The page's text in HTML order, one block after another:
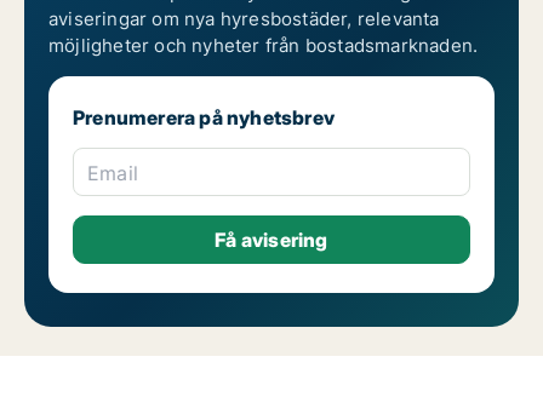
aviseringar om nya hyresbostäder, relevanta
möjligheter och nyheter från bostadsmarknaden.
Prenumerera på nyhetsbrev
Email